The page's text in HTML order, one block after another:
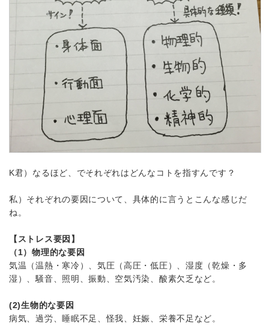
K君）なるほど、でそれぞれはどんなコトを指すんです？
私）それぞれの要因について、具体的に言うとこんな感じだ
ね。
【ストレス要因】
（1）物理的な要因
気温（温熱・寒冷）、気圧（高圧・低圧）、湿度（乾燥・多
湿）、騒音、照明、振動、空気汚染、酸素欠乏など。
(2)生物的な要因
病気、過労、睡眠不足、怪我、妊娠、栄養不足など。